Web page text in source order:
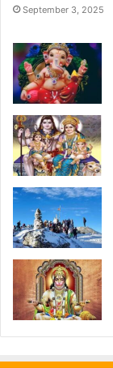
September 3, 2025